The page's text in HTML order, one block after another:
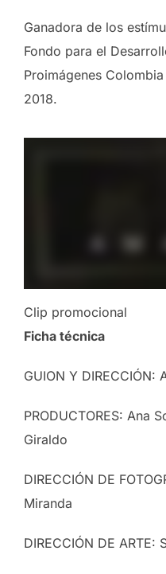
Ganadora de los
Fondo para el
Proimágenes
2018.
Clip promocional
Ficha técnica
GUION Y DIRECCIÓN:
PRODUCTORES: Ana
Giraldo
DIRECCIÓN DE
Miranda
DIRECCIÓN DE ARTE: